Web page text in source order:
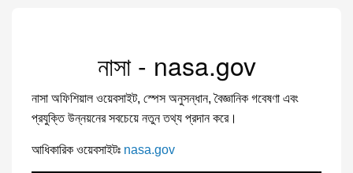
নাসা - nasa.gov
নাসা অফিশিয়াল ওয়েবসাইট, স্পেস অনুসন্ধান, বৈজ্ঞানিক গবেষণা এবং
প্রযুক্তি উন্নয়নের সবচেয়ে নতুন তথ্য প্রদান করে।
আধিকারিক ওয়েবসাইটঃ nasa.gov